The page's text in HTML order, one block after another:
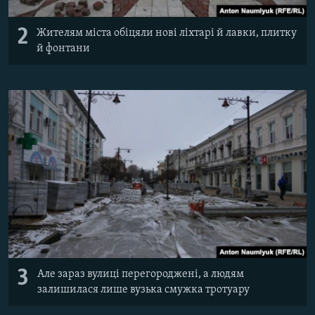
2
Жителям міста обіцяли нові ліхтарі й лавки, плитку
й фонтани
3
Але зараз вулиці перегороджені, а людям
залишилася лише вузька смужка тротуару